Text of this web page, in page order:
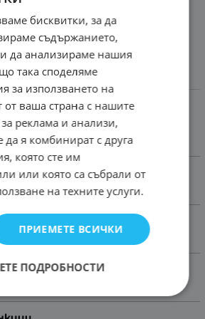
бисквитки, за да
съдържанието,
да анализираме нашия
така споделяме
за използването на
от ваша страна с нашите
реклама и анализи,
да я комбинират с друга
която сте им
или която са събрали от
на техните услуги.
ПРИЕМЕТЕ ВСИЧКИ
ПОДРОБНОСТИ